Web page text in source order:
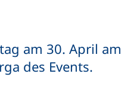
am 30. April am
des Events.